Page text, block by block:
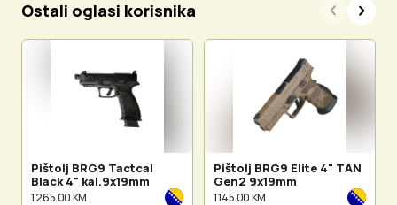
Ostali oglasi korisnika
Pištolj BRG9 Tactcal
Black 4" kal.9x19mm
1 265.00 KM
Pištolj BRG9 Elite 4" TAN
Gen2 9x19mm
1 145.00 KM